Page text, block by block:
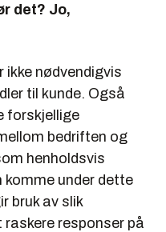
det? Jo,
nødvendigvis
til kunde. Også
forskjellige
bedriften og
henholdsvis
under dette
bruk av slik
responser på